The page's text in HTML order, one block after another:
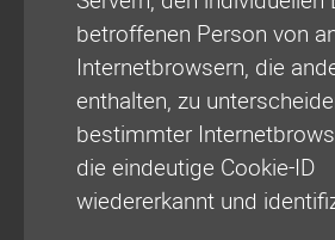
betroffenen Person von
Internetbrowsern, die
enthalten, zu
bestimmter
die eindeutige Cookie-ID
wiedererkannt und